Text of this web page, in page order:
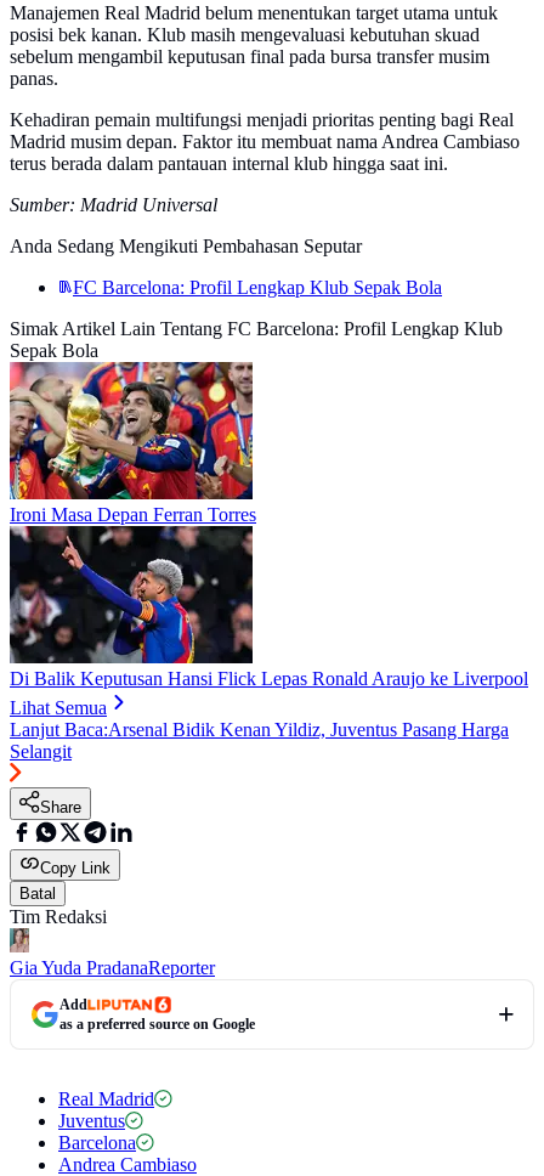
Manajemen Real Madrid belum menentukan target utama untuk
posisi bek kanan. Klub masih mengevaluasi kebutuhan skuad
sebelum mengambil keputusan final pada bursa transfer musim
panas.
Kehadiran pemain multifungsi menjadi prioritas penting bagi Real
Madrid musim depan. Faktor itu membuat nama Andrea Cambiaso
terus berada dalam pantauan internal klub hingga saat ini.
Sumber: Madrid Universal
Anda Sedang Mengikuti Pembahasan Seputar
FC Barcelona: Profil Lengkap Klub Sepak Bola
Simak Artikel Lain Tentang FC Barcelona: Profil Lengkap Klub
Sepak Bola
Ironi Masa Depan Ferran Torres
Di Balik Keputusan Hansi Flick Lepas Ronald Araujo ke Liverpool
Lihat Semua
Lanjut Baca:Arsenal Bidik Kenan Yildiz, Juventus Pasang Harga
Selangit
Share
Copy Link
Batal
Tim Redaksi
Gia Yuda PradanaReporter
Add
as a preferred source on Google
Real Madrid
Juventus
Barcelona
Andrea Cambiaso